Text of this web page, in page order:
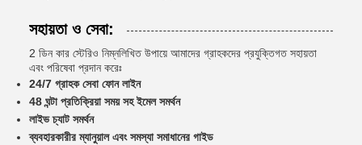
সহায়তা ও সেবা:
2 ডিন কার স্টেরিও নিম্নলিখিত উপায়ে আমাদের গ্রাহকদের প্রযুক্তিগত সহায়তা
এবং পরিষেবা প্রদান করেঃ
24/7 গ্রাহক সেবা ফোন লাইন
48 ঘন্টা প্রতিক্রিয়া সময় সহ ইমেল সমর্থন
লাইভ চ্যাট সমর্থন
ব্যবহারকারীর ম্যানুয়াল এবং সমস্যা সমাধানের গাইড